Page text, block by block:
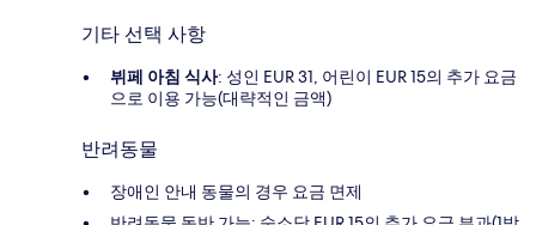
기타 선택 사항
뷔페 아침 식사: 성인 EUR 31, 어린이 EUR 15의 추가 요금
으로 이용 가능(대략적인 금액)
반려동물
장애인 안내 동물의 경우 요금 면제